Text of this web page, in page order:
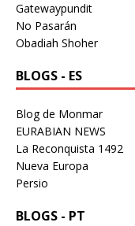
Gatewaypundit
No Pasarán
Obadiah Shoher
BLOGS - ES
Blog de Monmar
EURABIAN NEWS
La Reconquista 1492
Nueva Europa
Persio
BLOGS - PT